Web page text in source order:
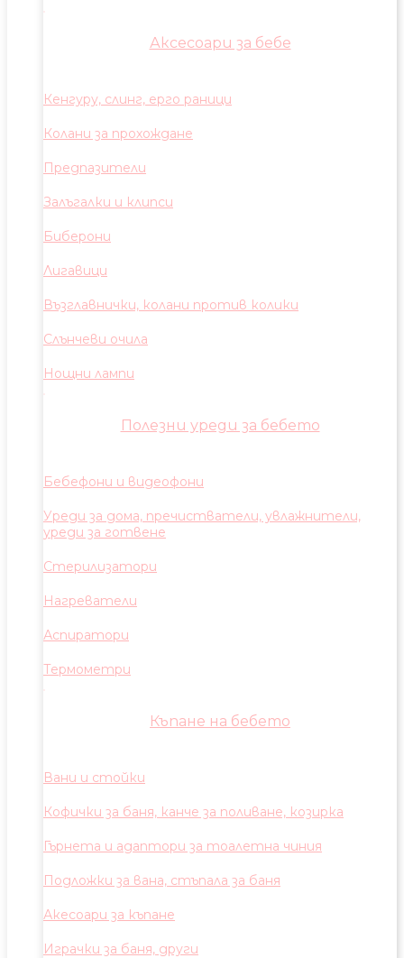
Аксесоари за бебе
Кенгуру, слинг, ерго раници
Колани за прохождане
Предпазители
Залъгалки и клипси
Биберони
Лигавици
Възглавнички, колани против колики
Слънчеви очила
Нощни лампи
Полезни уреди за бебето
Бебефони и видеофони
Уреди за дома, пречистватели, увлажнители,
уреди за готвене
Стерилизатори
Нагреватели
Аспиратори
Термометри
Къпане на бебето
Вани и стойки
Кофички за баня, канче за поливане, козирка
Гърнета и адаптори за тоалетна чиния
Подложки за вана, стъпала за баня
Акесоари за къпане
Играчки за баня, други